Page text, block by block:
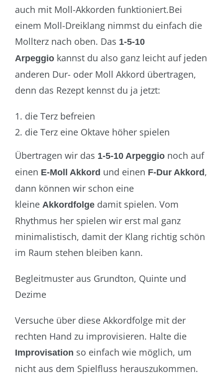
auch mit Moll-Akkorden funktioniert.Bei
einem Moll-Dreiklang nimmst du einfach die
Mollterz nach oben. Das 1-5-10
Arpeggio kannst du also ganz leicht auf jeden
anderen Dur- oder Moll Akkord übertragen,
denn das Rezept kennst du ja jetzt:
die Terz befreien
die Terz eine Oktave höher spielen
Übertragen wir das 1-5-10 Arpeggio noch auf
einen E-Moll Akkord und einen F-Dur Akkord,
dann können wir schon eine
kleine Akkordfolge damit spielen. Vom
Rhythmus her spielen wir erst mal ganz
minimalistisch, damit der Klang richtig schön
im Raum stehen bleiben kann.
Begleitmuster aus Grundton, Quinte und
Dezime
Versuche über diese Akkordfolge mit der
rechten Hand zu improvisieren. Halte die
Improvisation so einfach wie möglich, um
nicht aus dem Spielfluss herauszukommen.